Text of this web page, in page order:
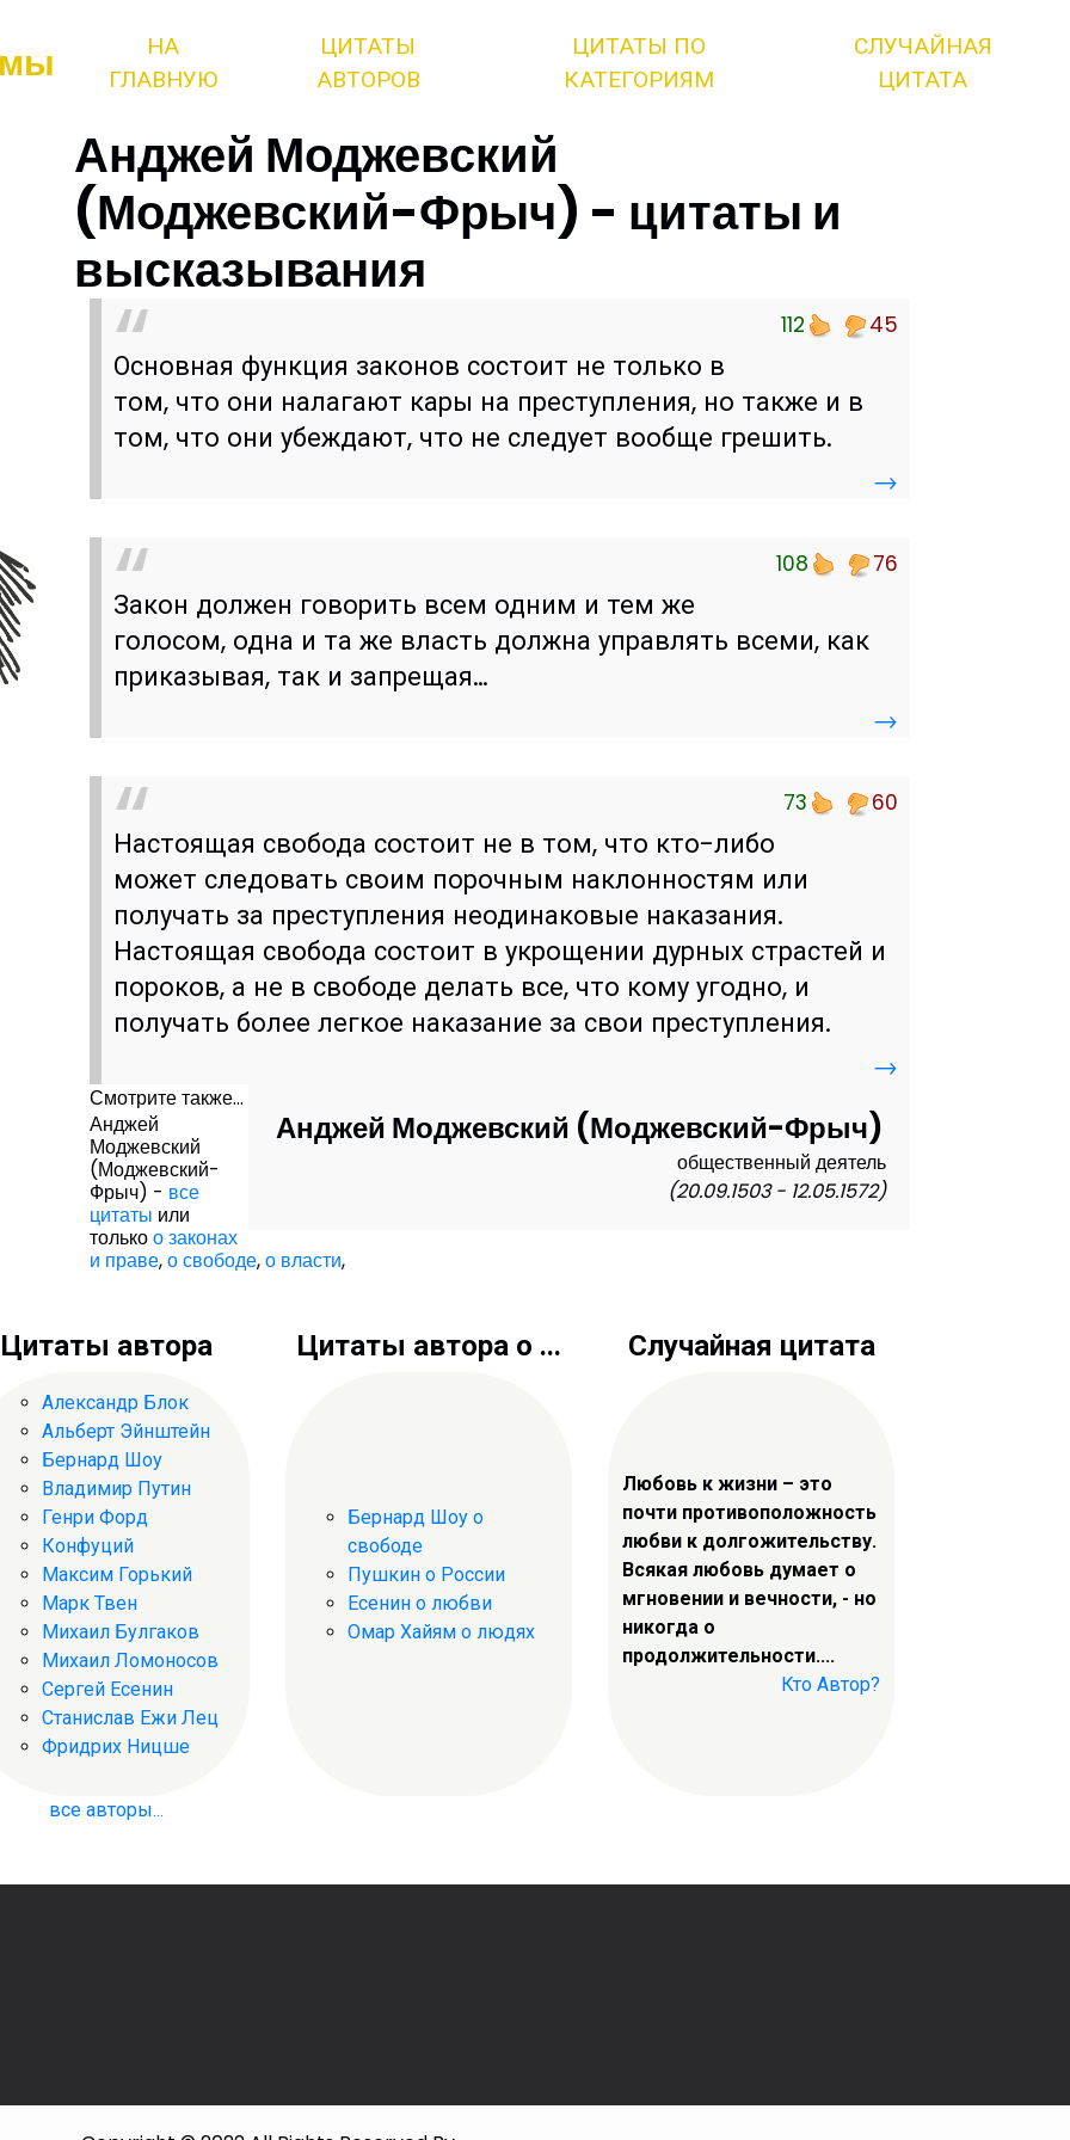
НА
ГЛАВНУЮ
ЦИТАТЫ
АВТОРОВ
ЦИТАТЫ ПО
КАТЕГОРИЯМ
СЛУЧАЙНАЯ
ЦИТАТА
Анджей Моджевский
(Моджевский-Фрыч) - цитаты и
высказывания
112 45
Основная функция законов состоит не только в
том, что они налагают кары на преступления, но также и в
том, что они убеждают, что не следует вообще грешить.
→
108 76
Закон должен говорить всем одним и тем же
голосом, одна и та же власть должна управлять всеми, как
приказывая, так и запрещая…
→
73 60
Настоящая свобода состоит не в том, что кто-либо
может следовать своим порочным наклонностям или
получать за преступления неодинаковые наказания.
Настоящая свобода состоит в укрощении дурных страстей и
пороков, а не в свободе делать все, что кому угодно, и
получать более легкое наказание за свои преступления.
→
Анджей Моджевский (Моджевский-Фрыч)
общественный деятель
(20.09.1503 - 12.05.1572)
Смотрите также...
Анджей
Моджевский
(Моджевский-
Фрыч) - все
цитаты или
толькоо законах
и праве,о свободе,о власти,
Цитаты автора
Александр Блок
Альберт Эйнштейн
Бернард Шоу
Владимир Путин
Генри Форд
Конфуций
Максим Горький
Марк Твен
Михаил Булгаков
Михаил Ломоносов
Сергей Есенин
Станислав Ежи Лец
Фридрих Ницше
все авторы...
Цитаты автора о ...
Бернард Шоу о
свободе
Пушкин о России
Есенин о любви
Омар Хайям о людях
Случайная цитата
Любовь к жизни – это
почти противоположность
любви к долгожительству.
Всякая любовь думает о
мгновении и вечности, - но
никогда о
продолжительности....
Кто Автор?